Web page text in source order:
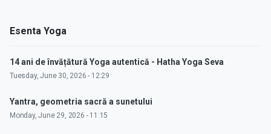
Esenta Yoga
14 ani de învățătură Yoga autentică - Hatha Yoga Seva
Tuesday, June 30, 2026 - 12:29
Yantra, geometria sacră a sunetului
Monday, June 29, 2026 - 11:15